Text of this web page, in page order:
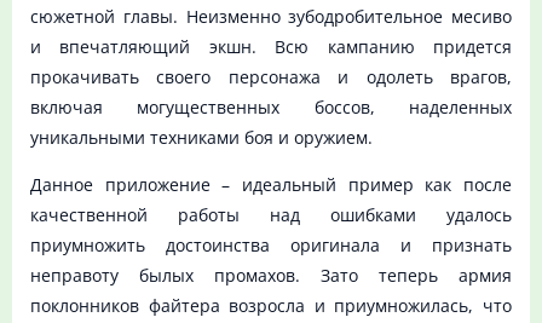
сюжетной главы. Неизменно зубодробительное месиво
и впечатляющий экшн. Всю кампанию придется
прокачивать своего персонажа и одолеть врагов,
включая могущественных боссов, наделенных
уникальными техниками боя и оружием.
Данное приложение – идеальный пример как после
качественной работы над ошибками удалось
приумножить достоинства оригинала и признать
неправоту былых промахов. Зато теперь армия
поклонников файтера возросла и приумножилась, что